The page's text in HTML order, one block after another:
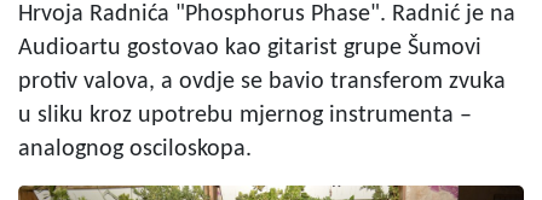
Hrvoja Radnića "Phosphorus Phase". Radnić je na
Audioartu gostovao kao gitarist grupe Šumovi
protiv valova, a ovdje se bavio transferom zvuka
u sliku kroz upotrebu mjernog instrumenta –
analognog osciloskopa.